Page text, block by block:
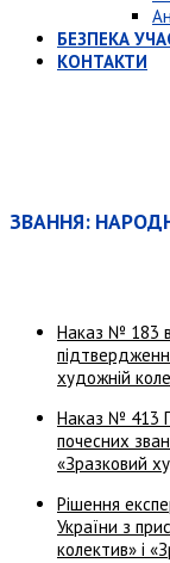
БЕЗПЕКА
КОНТАКТИ
ЗВАННЯ:
Наказ № 183
художній
Наказ № 413
почесних
«Зразковий
Рішення
України з
колектив» і